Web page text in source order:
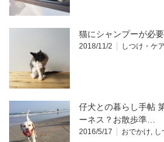
猫にシャンプーが必
2018/11/2 しつけ・ケア
仔犬との暮らし手
ーネス？お散歩準…
2016/5/17 おでかけ し